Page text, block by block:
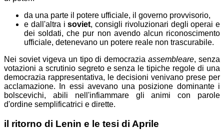
da una parte il potere ufficiale, il governo provvisorio,
e dall'altra isoviet, consigli rivoluzionari degli operai e
dei soldati, che pur non avendo alcun riconoscimento
ufficiale, detenevano un potere reale non trascurabile.
Nei soviet vigeva un tipo di democraziaassembleare, senza
votazioni a scrutinio segreto e senza le tipiche regole di una
democrazia rappresentativa, le decisioni venivano prese per
acclamazione. In essi avevano una posizione dominante i
bolscevichi, abili nell'infiammare gli animi con parole
d'ordine semplificatrici e dirette.
il ritorno di Lenin e le tesi di Aprile